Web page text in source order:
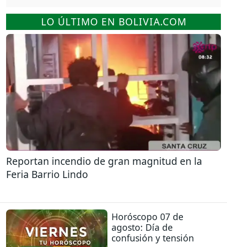
LO ÚLTIMO EN BOLIVIA.COM
Reportan incendio de gran magnitud en la
Feria Barrio Lindo
Horóscopo 07 de
agosto: Día de
confusión y tensión